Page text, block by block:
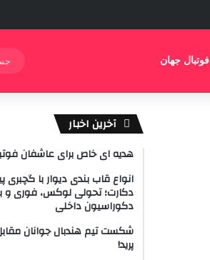
فوتبال جهان
آخرین اخبار
هدیه ای خاص برای عاشفان
انواع قاب بندی دیوار با
دکارت؛ تحولی لوکس، فوری و
دکوراسیون داخلی
شکست تیم هندبال جوانان
پرید!